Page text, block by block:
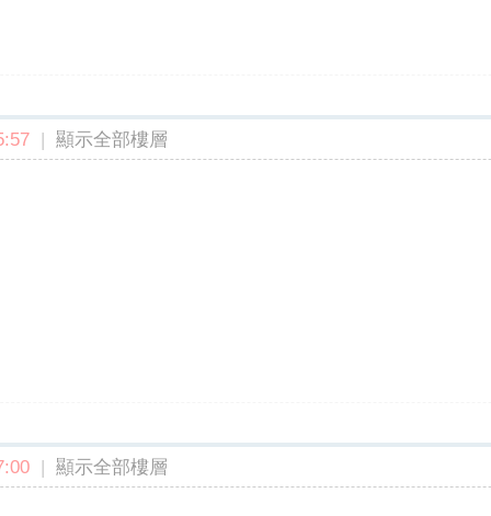
| 顯示全部樓層
| 顯示全部樓層